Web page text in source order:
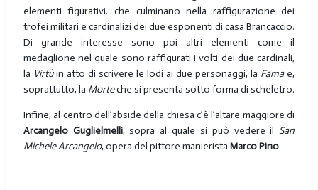
elementi figurativi. che culminano nella raffigurazione dei
trofei militari e cardinalizi dei due esponenti di casa Brancaccio.
Di grande interesse sono poi altri elementi come il
medaglione nel quale sono raffigurati i volti dei due cardinali,
la Virtùin atto di scrivere le lodi ai due personaggi, la Famae,
soprattutto, la Morteche si presenta sotto forma di scheletro.
Infine, al centro dell’abside della chiesa c’è l’altare maggiore di
Arcangelo Guglielmelli, sopra al quale si può vedere ilSan
Michele Arcangelo, opera del pittore manierista Marco Pino.